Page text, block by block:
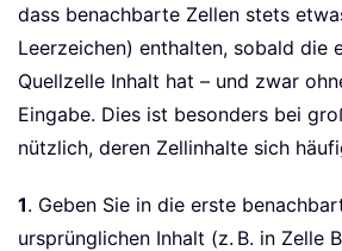
dass benachbarte Zellen stets
Leerzeichen) enthalten, sobald die
Quellzelle Inhalt hat – und zwar
Eingabe. Dies ist besonders bei
nützlich, deren Zellinhalte sich
1. Geben Sie in die erste
ursprünglichen Inhalt (z. B. in Zelle